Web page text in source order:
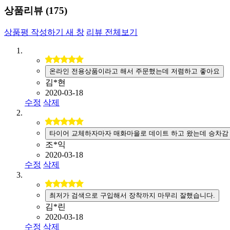
상품리뷰 (175)
상품평 작성하기 새 창 리뷰 전체보기
온라인 전용상품이라고 해서 주문했는데 저렴하고 좋아요
김*현
2020-03-18
수정 삭제
타이어 교체하자마자 매화마을로 데이트 하고 왔는데 승차
조*익
2020-03-18
수정 삭제
최저가 검색으로 구입해서 장착까지 마무리 잘했습니다.
김*린
2020-03-18
수정 삭제